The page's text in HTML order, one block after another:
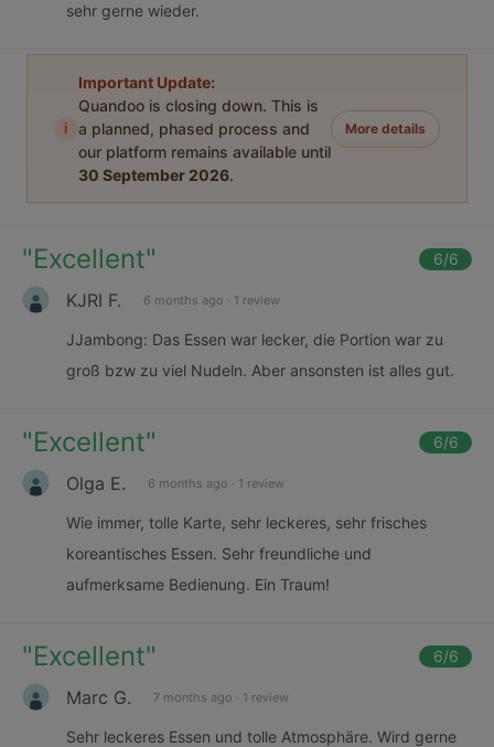
sehr gerne wieder.
i
Important Update:
Quandoo is closing down. This is
a planned, phased process and
our platform remains available until
30 September 2026.
More details
"Excellent" 6/6
KJRI F. 6 months ago · 1 review
JJambong: Das Essen war lecker, die Portion war zu
groß bzw zu viel Nudeln. Aber ansonsten ist alles gut.
"Excellent" 6/6
Olga E. 6 months ago · 1 review
Wie immer, tolle Karte, sehr leckeres, sehr frisches
koreantisches Essen. Sehr freundliche und
aufmerksame Bedienung. Ein Traum!
"Excellent" 6/6
Marc G. 7 months ago · 1 review
Sehr leckeres Essen und tolle Atmosphäre. Wird gerne